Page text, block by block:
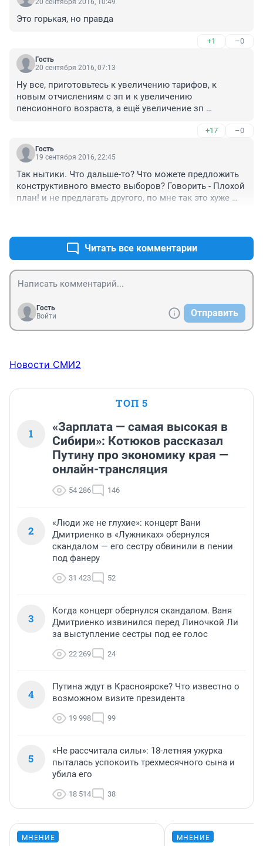
Это горькая, но правда
+1 –0
Гость
20 сентября 2016, 07:13
Ну все, приготовьтесь к увеличению тарифов, к
новым отчислениям с зп и к увеличению
пенсионного возраста, а ещё увеличение зп
магазинах. Дорогих теперь будет ремонтировать не
раз в год, а по два раза за лето.
+17 –0
Гость
19 сентября 2016, 22:45
Так нытики. Что дальше-то? Что можете предложить
конструктивного вместо выборов? Говорить - Плохой
план! и не предлагать другого, по мне так это хуже
Читать все комментарии
Гость
Войти
Отправить
Новости СМИ2
ТОП 5
1
«Зарплата — самая высокая в
Сибири»: Котюков рассказал
Путину про экономику края —
онлайн-трансляция
54 286 146
2
«Люди же не глухие»: концерт Вани
Дмитриенко в «Лужниках» обернулся
скандалом — его сестру обвинили в пении
под фанеру
31 423 52
3
Когда концерт обернулся скандалом. Ваня
Дмитриенко извинился перед Линочкой Ли
за выступление сестры под ее голос
22 269 24
4
Путина ждут в Красноярске? Что известно о
возможном визите президента
19 998 99
5
«Не рассчитала силы»: 18-летняя ужурка
пыталась успокоить трехмесячного сына и
убила его
18 514 38
МНЕНИЕ МНЕНИЕ